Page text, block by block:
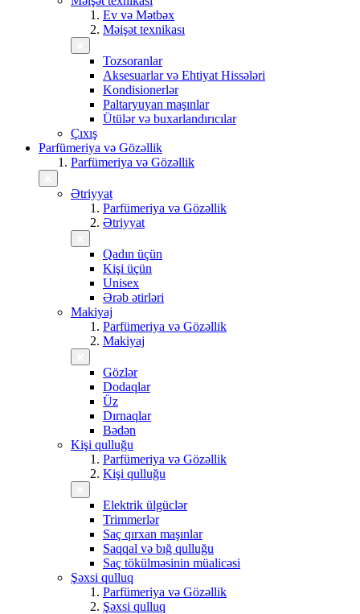
Ev və Mətbəx
Məişət texnikası
Tozsoranlar
Aksesuarlar və Ehtiyat Hissələri
Kondisionerlər
Paltaryuyan maşınlar
Ütülər və buxarlandırıcılar
Çıxış
Parfümeriya və Gözəllik
Parfümeriya və Gözəllik
Ətriyyat
Parfümeriya və Gözəllik
Ətriyyat
Qadın üçün
Kişi üçün
Unisex
Ərəb ətirləri
Makiyaj
Parfümeriya və Gözəllik
Makiyaj
Gözlər
Dodaqlar
Üz
Dırnaqlar
Bədən
Kişi qulluğu
Parfümeriya və Gözəllik
Kişi qulluğu
Elektrik ülgüclər
Trimmerlər
Saç qırxan maşınlar
Saqqal və bığ qulluğu
Saç tökülməsinin müalicəsi
Şəxsi qulluq
Parfümeriya və Gözəllik
Şəxsi qulluq